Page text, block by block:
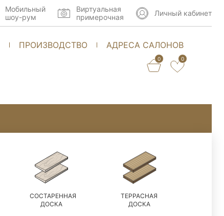
ПРОИЗВОДСТВО АДРЕСА САЛОНОВ
0 0
Мобильный
шоу-рум
Виртуальная
примерочная
Личный кабинет
СОСТАРЕННАЯ
ДОСКА
ТЕРРАСНАЯ
ДОСКА